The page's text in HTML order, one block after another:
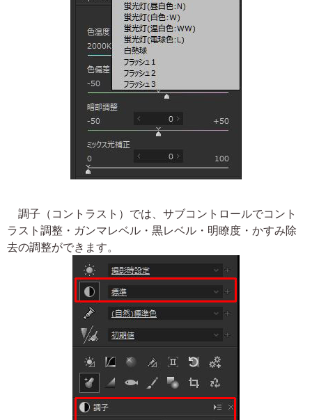
調子（コントラスト）では、サブコントロールでコント
ラスト調整・ガンマレベル・黒レベル・明瞭度・かすみ除
去の調整ができます。